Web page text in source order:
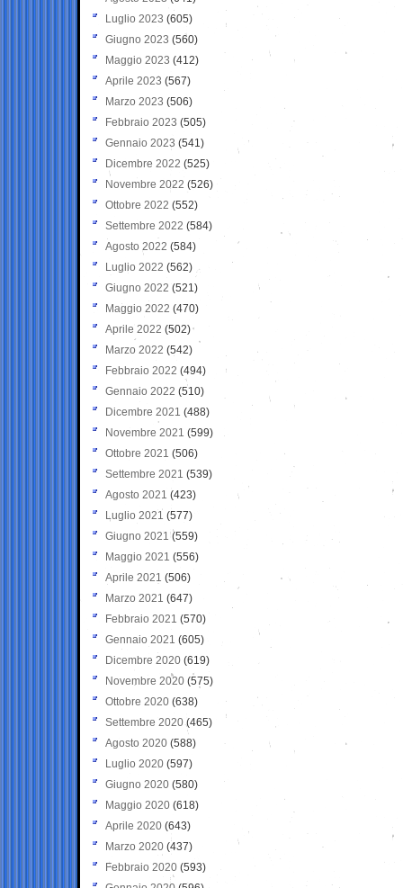
Luglio 2023 (605)
Giugno 2023 (560)
Maggio 2023 (412)
Aprile 2023 (567)
Marzo 2023 (506)
Febbraio 2023 (505)
Gennaio 2023 (541)
Dicembre 2022 (525)
Novembre 2022 (526)
Ottobre 2022 (552)
Settembre 2022 (584)
Agosto 2022 (584)
Luglio 2022 (562)
Giugno 2022 (521)
Maggio 2022 (470)
Aprile 2022 (502)
Marzo 2022 (542)
Febbraio 2022 (494)
Gennaio 2022 (510)
Dicembre 2021 (488)
Novembre 2021 (599)
Ottobre 2021 (506)
Settembre 2021 (539)
Agosto 2021 (423)
Luglio 2021 (577)
Giugno 2021(559)
Maggio 2021 (556)
Aprile 2021 (506)
Marzo 2021 (647)
Febbraio 2021 (570)
Gennaio 2021 (605)
Dicembre 2020 (619)
Novembre 2020 (575)
Ottobre 2020 (638)
Settembre 2020(465)
Agosto 2020 (588)
Luglio 2020 (597)
Giugno 2020 (580)
Maggio 2020 (618)
Aprile 2020 (643)
Marzo 2020 (437)
Febbraio 2020 (593)